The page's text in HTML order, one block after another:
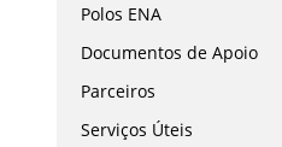
Polos ENA
Documentos de Apoio
Parceiros
Serviços Úteis